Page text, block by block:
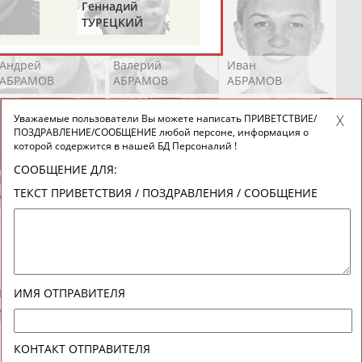
Андрей
АБРАМОВ
Валерий
АБРАМОВ
Иван
АБРАМОВ
Екатерина
АБРАМОВА
Ирина
АБРАМОВА
АБРАМОВА
Иракли
АБРАМЯН
Осеп
АБРАМЯН
АБРАРОВ
Геннадий
ТУРЕЦКИЙ
Уважаемые пользователи Вы можете написать ПРИВЕТСТВИЕ/
ПОЗДРАВЛЕНИЕ/СООБЩЕНИЕ любой персоне, информация о
которой содержится в нашей БД Персоналий !
СООБЩЕНИЕ ДЛЯ:
ТЕКСТ ПРИВЕТСТВИЯ / ПОЗДРАВЛЕНИЯ / СООБЩЕНИЕ
ИМЯ ОТПРАВИТЕЛЯ
КОНТАКТ ОТПРАВИТЕЛЯ